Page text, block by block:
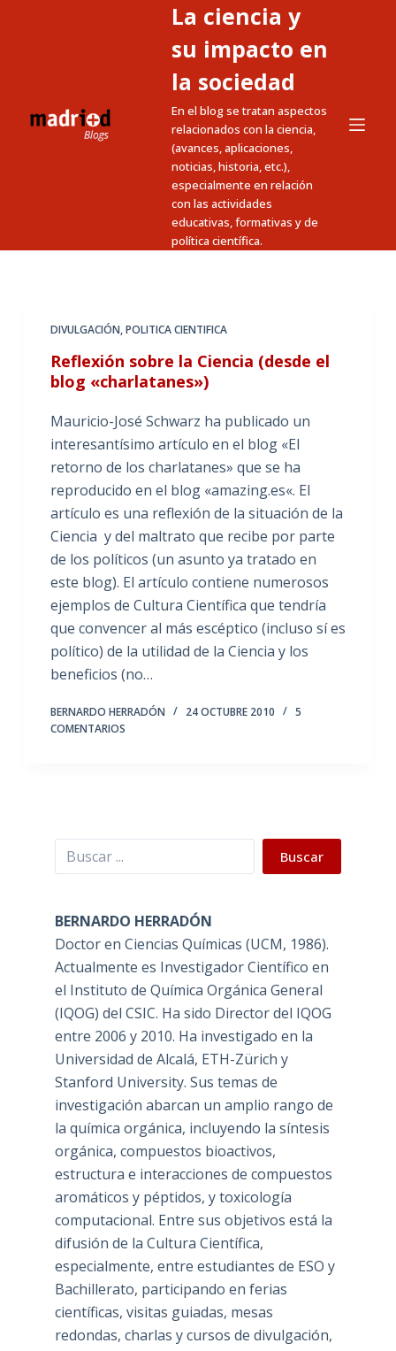
n
La ciencia y
su impacto en
la sociedad
En el blog se tratan aspectos
relacionados con la ciencia,
(avances, aplicaciones,
noticias, historia, etc.),
especialmente en relación
con las actividades
educativas, formativas y de
política científica.
DIVULGACIÓN,POLITICA CIENTIFICA
Reflexión sobre la Ciencia (desde el
blog «charlatanes»)
Mauricio-José Schwarz ha publicado un
interesantísimo artículo en el blog «El
retorno de los charlatanes» que se ha
reproducido en el blog «amazing.es«. El
artículo es una reflexión de la situación de la
Ciencia y del maltrato que recibe por parte
de los políticos (un asunto ya tratado en
este blog). El artículo contiene numerosos
ejemplos de Cultura Científica que tendría
que convencer al más escéptico (incluso sí es
político) de la utilidad de la Ciencia y los
beneficios (no…
BERNARDO HERRADÓN 24 OCTUBRE 2010
5
COMENTARIOS
Buscar Buscar
BERNARDO HERRADÓN
Doctor en Ciencias Químicas (UCM, 1986).
Actualmente es Investigador Científico en
el Instituto de Química Orgánica General
(IQOG) del CSIC. Ha sido Director del IQOG
entre 2006 y 2010. Ha investigado en la
Universidad de Alcalá, ETH-Zürich y
Stanford University. Sus temas de
investigación abarcan un amplio rango de
la química orgánica, incluyendo la síntesis
orgánica, compuestos bioactivos,
estructura e interacciones de compuestos
aromáticos y péptidos, y toxicología
computacional. Entre sus objetivos está la
difusión de la Cultura Científica,
especialmente, entre estudiantes de ESO y
Bachillerato, participando en ferias
científicas, visitas guiadas, mesas
redondas, charlas y cursos de divulgación,